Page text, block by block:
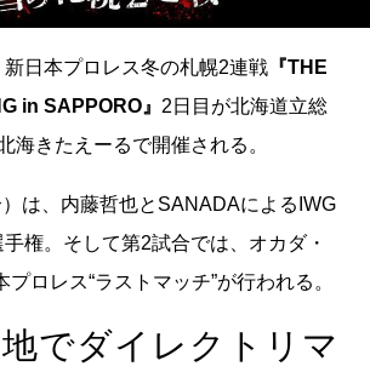
日本プロレス冬の札幌2連戦『THE
in SAPPORO』 2日目が北海道立総
海きたえーるで開催される。
）は、内藤哲也とSANADAによるIWG
権。そして第2試合では、オカダ・
ロレス“ラストマッチ”が行われる。
でダイレクトリマ